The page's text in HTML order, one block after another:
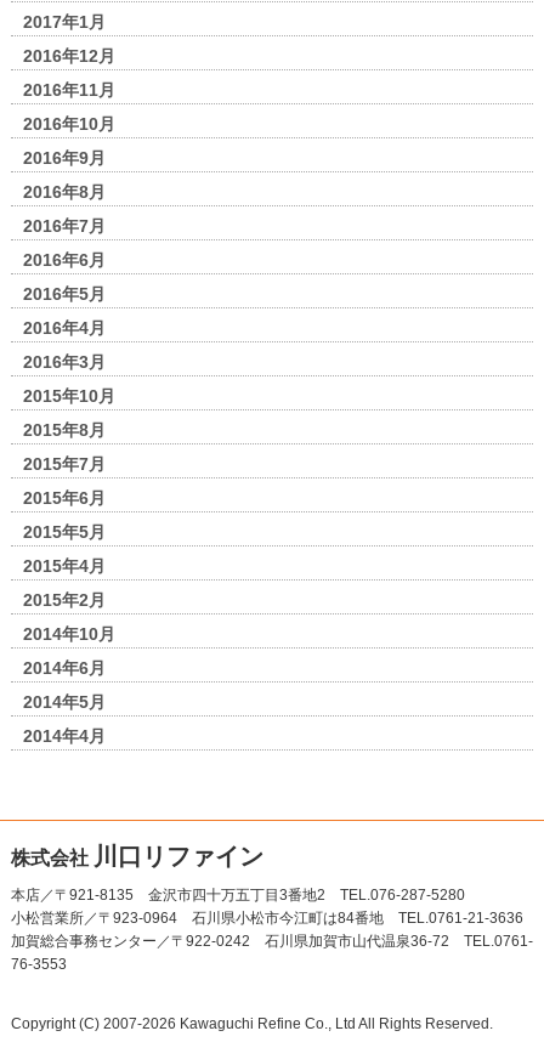
2017年1月
2016年12月
2016年11月
2016年10月
2016年9月
2016年8月
2016年7月
2016年6月
2016年5月
2016年4月
2016年3月
2015年10月
2015年8月
2015年7月
2015年6月
2015年5月
2015年4月
2015年2月
2014年10月
2014年6月
2014年5月
2014年4月
株式会社 川口リファイン
本店／〒921-8135 金沢市四十万五丁目3番地2 TEL.076-287-5280
小松営業所／〒923-0964 石川県小松市今江町は84番地 TEL.0761-21-3636
加賀総合事務センター／〒922-0242 石川県加賀市山代温泉36-72 TEL.0761-
76-3553
Copyright (C) 2007-2026 Kawaguchi Refine Co., Ltd All Rights Reserved.